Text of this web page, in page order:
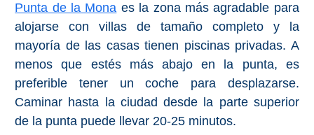
Punta de la Mona es la zona más agradable para
alojarse con villas de tamaño completo y la
mayoría de las casas tienen piscinas privadas. A
menos que estés más abajo en la punta, es
preferible tener un coche para desplazarse.
Caminar hasta la ciudad desde la parte superior
de la punta puede llevar 20-25 minutos.